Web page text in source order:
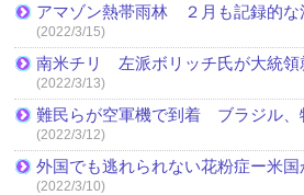
アマゾン熱帯雨林 ２月も記録的
(2022/3/15)
南米チリ 左派ボリッチ氏が大統領
(2022/3/13)
難民らが空軍機で到着 ブラジル、
(2022/3/12)
外国でも逃れられない花粉症ー米国
(2022/3/10)